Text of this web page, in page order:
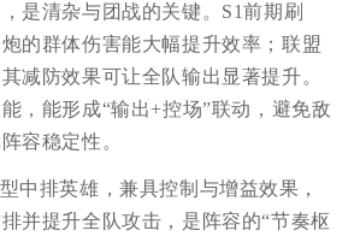
是清杂与团战的关键。S1前期刷
的群体伤害能大幅提升效率；联盟
减防效果可让全队输出显著提升。
，能形成“输出+控场”联动，避免敌
容稳定性。
中排英雄，兼具控制与增益效果，
并提升全队攻击，是阵容的“节奏枢